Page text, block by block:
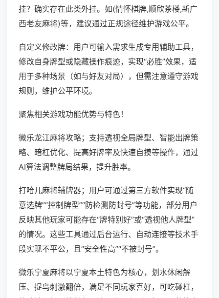
挂？确实存在此类外挂。如(情怀棋牌,顺欣茶楼,新广
西老友麻将)等，建议通过正规途径维护游戏公平。
自定义修改牌：用户可输入需求生成专用辅助工具，
修改自身牌型或隐藏操作痕迹，实现“必胜”效果，适
用于多种场景（如与好友对局），但需注意遵守游戏
规则，维护公平环境。
聚焦相关游戏功能优势与特色！
微乐龙江麻将攻略；支持透视全局牌型、智能出牌策
略、暗杠优化、提高好牌率及快速自摸等操作，通过
AI算法调整牌局结果，提升胜率。
打哈儿麻将辅牌器；用户可通过第三方软件实现“随
意选牌”“控制牌型”“防检测防封号”等功能，部分用户
反映其他玩家可能存在“牌特别好”或“透视他人牌型”
的情况。这些工具通过后台运行、自动连接等技术手
段实现不平公，且“安全性高”“不被封号”。
微乐宁夏麻将以宁夏本土特色为核心，划水休闲解
压、捉鸟刺激翻倍，满足不同玩家喜好，可吃碰杠，